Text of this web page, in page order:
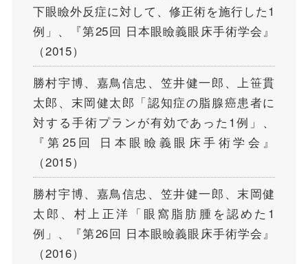
下眼瞼外反症に対して、修正術を施行した1
例」、『第25回 日本眼瞼義眼床手術学会』
（2015）
勝村宇博、嘉鳥信忠、笠井健一郎、上笹貫
太郎、末岡健太郎「認知症の脂腺癌患者に
対する手術プランが有効であった1例」、
『第25回 日本眼瞼義眼床手術学会』
（2015）
勝村宇博、嘉鳥信忠、笠井健一郎、末岡健
太郎、村上正洋「眼窩脂肪腫を認めた1
例」、『第26回 日本眼瞼義眼床手術学会』
（2016）